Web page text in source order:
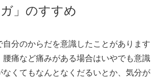
」のすすめ
自分のからだを意識したことがあります
腰痛など痛みがある場合はいやでも意識
なくてもなんとなくだるいとか、気分が